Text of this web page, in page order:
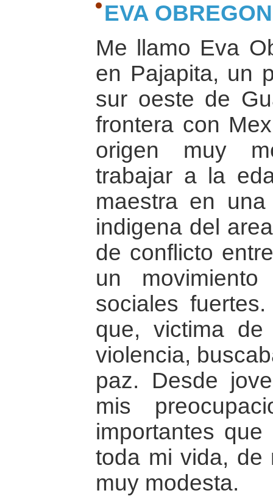
EVA OBREGON
Me llamo Eva
en Pajapita, un
sur oeste de
frontera con
origen muy
trabajar a la
maestra en
indigena del
de conflicto
un
sociales
que, victima
violencia,
paz. Desde
mis
importantes
toda mi vida, de
muy modesta.